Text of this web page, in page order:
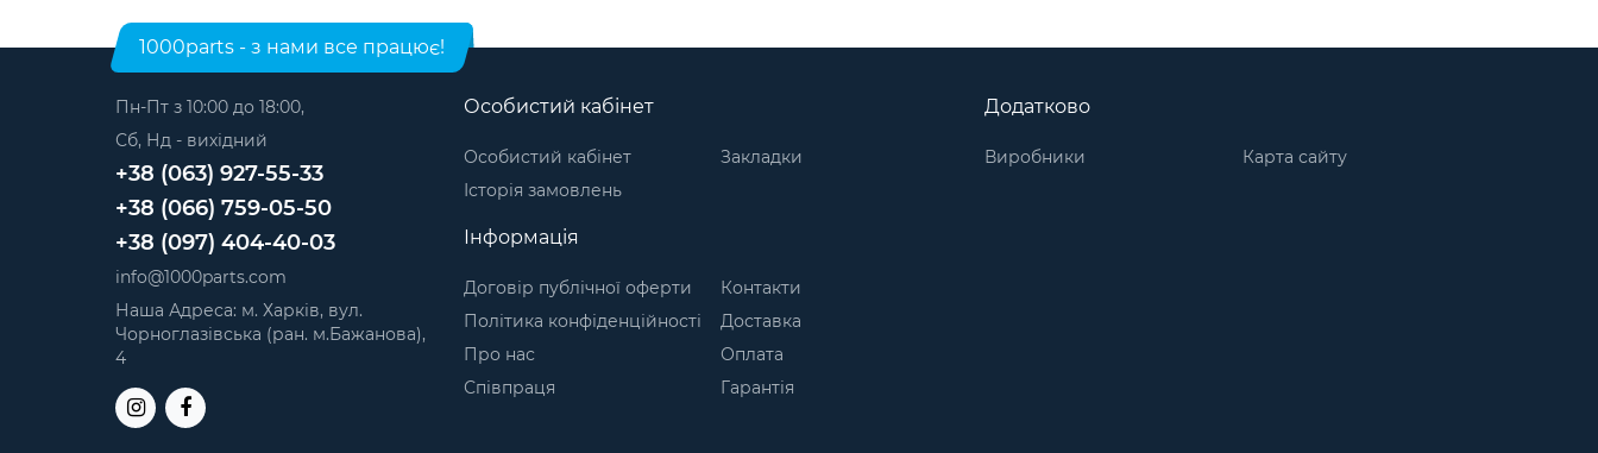
1000parts - з нами все працює!
Пн-Пт з 10:00 до 18:00,
Сб, Нд - вихідний
+38 (063) 927-55-33
+38 (066) 759-05-50
+38 (097) 404-40-03
info@1000parts.com
Наша Адреса: м. Харків, вул.
Чорноглазівська (ран. м.Бажанова),
4
Особистий кабінет
Особистий кабінет
Історія замовлень
Закладки
Додатково
Виробники Карта сайту
Інформація
Договір публічної оферти
Політика конфіденційності
Про нас
Співпраця
Контакти
Доставка
Оплата
Гарантія